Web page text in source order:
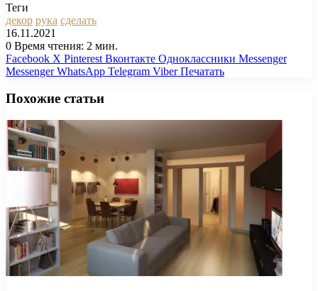
Теги
декор рука сделать
16.11.2021
0 Время чтения: 2 мин.
Facebook X Pinterest Вконтакте Одноклассники Messenger
Messenger WhatsApp Telegram Viber Печатать
Похожие статьи